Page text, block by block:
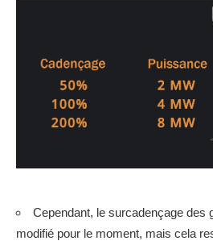
Cependant, le surcadençage des
modifié pour le moment, mais cela